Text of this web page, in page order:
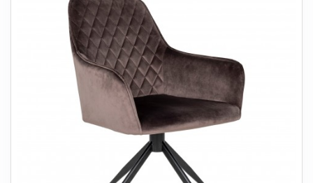
BØRNEMØBLER
KONTORMØBLER